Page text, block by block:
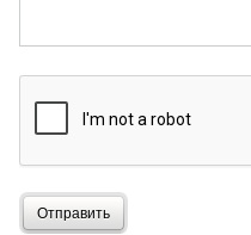
Отправить